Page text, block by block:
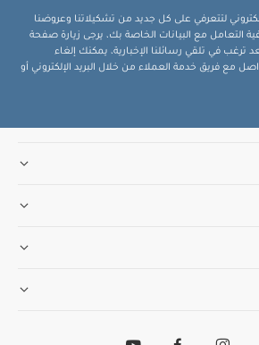
لتتعرفي على كل جديد من تشكيلاتنا وعروضنا
التعامل مع البيانات الخاصة بك، يرجى زيارة صفحة
ترغب في تلقي رسائلنا الإخبارية، يمكنك إلغاء
مع فريق خدمة العملاء من خلال البريد الإلكتروني أو